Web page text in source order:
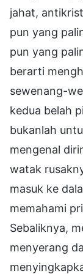
jahat,
pun yang
pun yang
berarti
sewenang-
kedua belah
bukanlah
mengenal
watak
masuk ke
memahami
Sebaliknya,
menyerang